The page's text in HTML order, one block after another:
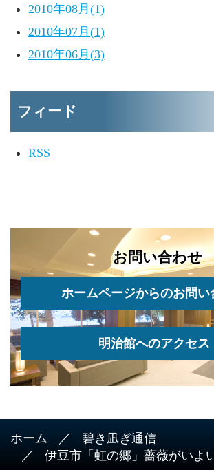
2010年08月(1)
2010年07月(1)
2010年06月(3)
フィード
RSS
お問い合わせ
ホームページからのお問い
明治館へのアクセス
ホーム
碧き凪ぎ通信
伊豆市「虹の郷」薔薇がいよ